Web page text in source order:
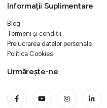
Informații Suplimentare
Blog
Termeni și condiții
Prelucrarea datelor personale
Politica Cookies
Urmărește-ne